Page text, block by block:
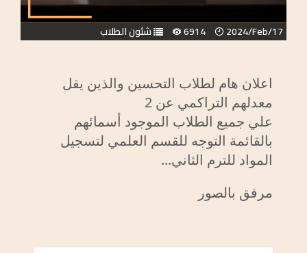
2024/Feb/17
6914 شئون الطلاب
اعلان هام لطلاب التحسين والذين يقل
معدلهم التراكمي عن 2
علي جميع الطلاب الموجود أسمائهم
بالقائمة التوجه للقسم العلمي لتسجيل
المواد للترم الثاني...
مرفق بالصور